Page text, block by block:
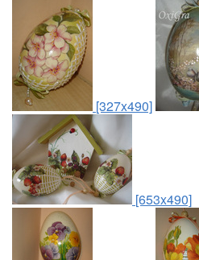
[327x490]
[653x490]